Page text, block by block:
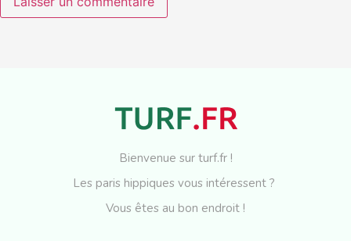
Bienvenue sur turf.fr !
Les paris hippiques vous intéressent ?
Vous êtes au bon endroit !